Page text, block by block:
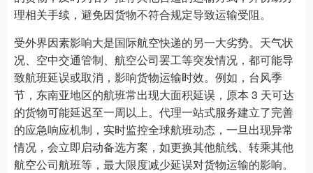
理相关手续，避免因货物不符合规定导致运输受阻。
受外界因素影响大是国际航空快递的另一大劣势。天气状
况、空中交通管制、航空公司罢工等突发情况，都可能导
致航班延误或取消，影响货物运输时效。例如，台风季
节，东南亚地区的航班常出现大面积延误，原本 3 天可达
的货物可能延迟至一周以上。代理一站式服务建立了完善
的应急响应机制，实时监控全球航班动态，一旦出现异常
情况，会立即启动备选方案，如更换其他航线、转乘其他
航空公司航班等，最大限度减少延误对货物运输的影响。